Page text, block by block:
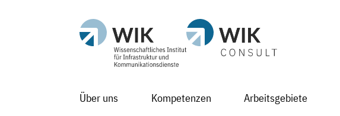
Über uns Kompetenzen Arbeitsgebiete